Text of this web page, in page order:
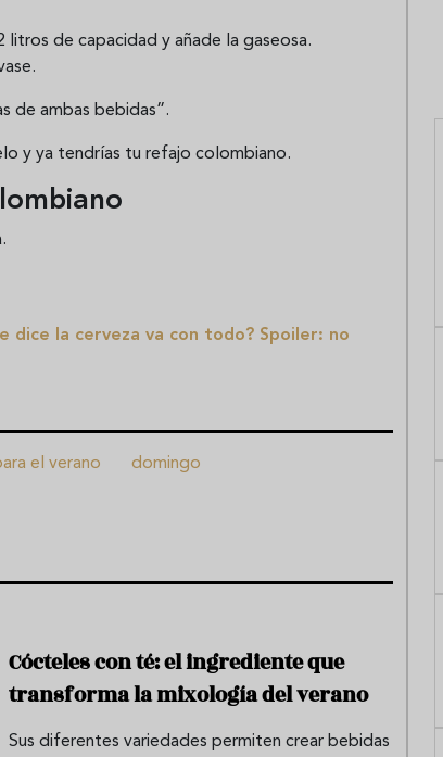
litros de capacidad y añade la gaseosa.
de ambas bebidas”.
y ya tendrías tu refajo colombiano.
dice la cerveza va con todo? Spoiler: no
el verano domingo
Cócteles con té: el ingrediente que
transforma la mixología del verano
Sus diferentes variedades permiten crear bebidas